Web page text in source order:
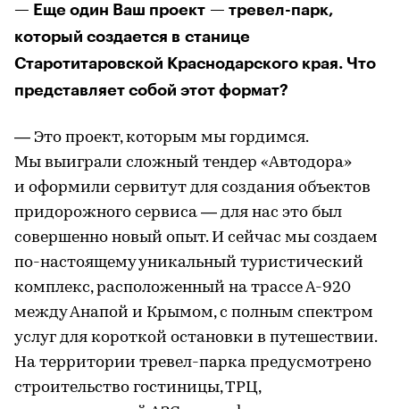
— Еще один Ваш проект — тревел-парк,
который создается в станице
Старотитаровской Краснодарского края. Что
представляет собой этот формат?
— Это проект, которым мы гордимся.
Мы выиграли сложный тендер «Автодора»
и оформили сервитут для создания объектов
придорожного сервиса — для нас это был
совершенно новый опыт. И сейчас мы создаем
по-настоящему уникальный туристический
комплекс, расположенный на трассе А-920
между Анапой и Крымом, с полным спектром
услуг для короткой остановки в путешествии.
На территории тревел-парка предусмотрено
строительство гостиницы, ТРЦ,